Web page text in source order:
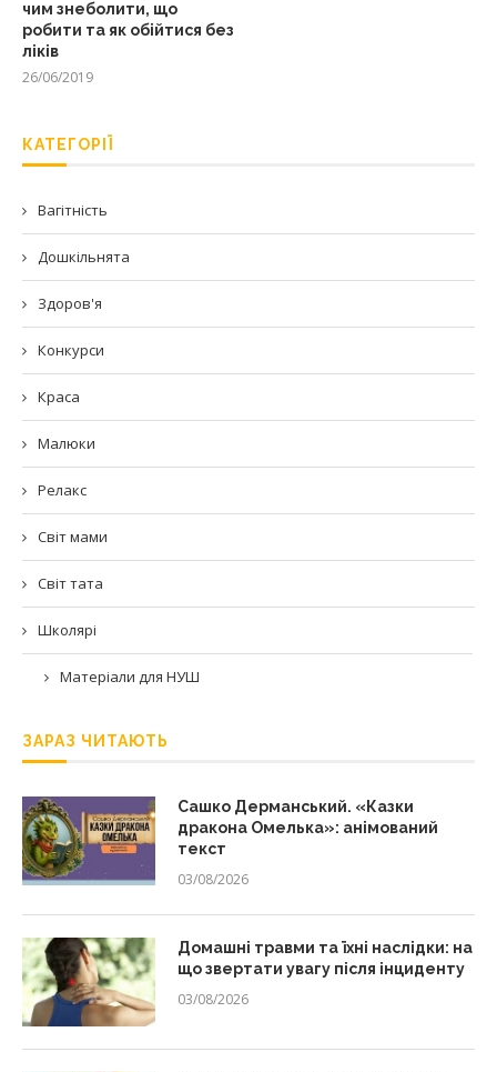
чим знеболити, що
робити та як обійтися без
ліків
26/06/2019
КАТЕГОРІЇ
Вагітність
Дошкільнята
Здоров'я
Конкурси
Краса
Малюки
Релакс
Світ мами
Світ тата
Школярі
Матеріали для НУШ
ЗАРАЗ ЧИТАЮТЬ
Сашко Дерманський. «Казки
дракона Омелька»: анімований
текст
03/08/2026
Домашні травми та їхні наслідки: на
що звертати увагу після інциденту
03/08/2026